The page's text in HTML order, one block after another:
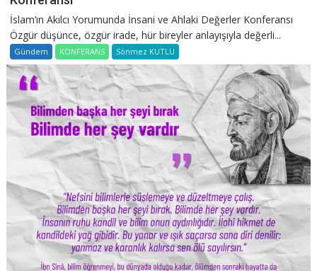
İslam’ın Akılcı Yorumunda İnsani ve Ahlaki Değerler Konferansı
Özgür düşünce, özgür irade, hür bireyler anlayışıyla değerli...
Gündem KONFERANS Sönmez KUTLU